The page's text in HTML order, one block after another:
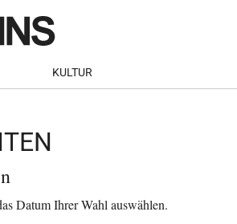
KULTUR
Datum Ihrer Wahl auswählen.